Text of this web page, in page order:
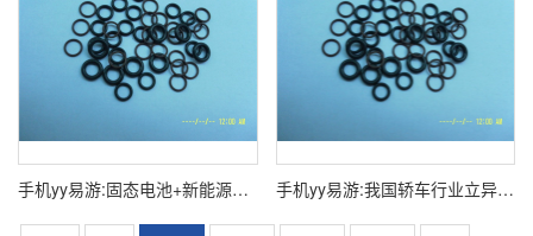
手机yy易游:固态电池+新能源轿车+成绩 手机yy易游:我国轿车行业立异论坛在京荣耀敞开墨润石墨烯荣获两项荣誉